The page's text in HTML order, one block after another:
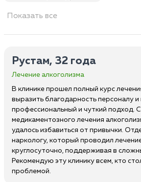
Показать все
Рустам, 32 года
Лечение алкоголизма
В клинике прошел полный курс
выразить благодарность персоналу и
профессиональный и чуткий подход.
медикаментозного лечения
удалось избавиться от привычки.
наркологу, который проводил
круглосуточно, поддерживая в
Рекомендую эту клинику всем, кто
проблемой.